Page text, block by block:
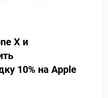
X и
10% на Apple